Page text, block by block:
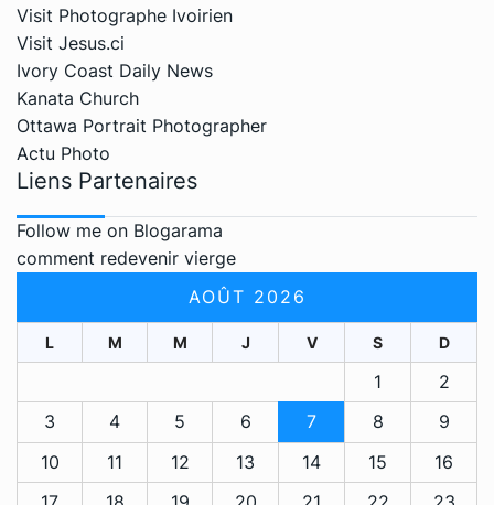
Visit Photographe Ivoirien
Visit Jesus.ci
Ivory Coast Daily News
Kanata Church
Ottawa Portrait Photographer
Actu Photo
Liens Partenaires
Follow me on Blogarama
comment redevenir vierge
AOÛT 2026
L M M J V S D
1
2
3
4 5 6 7 8
9
10
11 12 13 14 15
16